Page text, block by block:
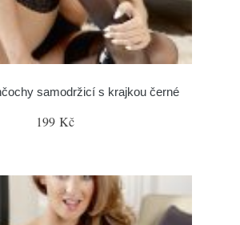
samodržicí s krajkou černé
199 Kč